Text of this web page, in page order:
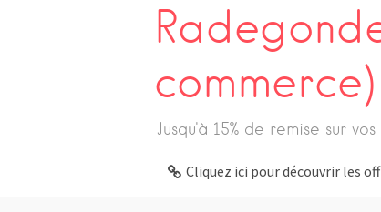
commerce)
Jusqu'à 15% de remise sur
Cliquez ici pour découvrir les